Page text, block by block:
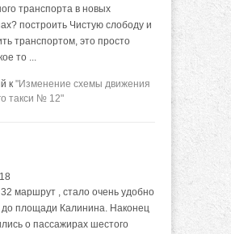
транспорта в новых
построить Чистую слободу и
транспортом, это просто
то ...
к "Изменение схемы движения
такси № 12"
маршрут , стало очень удобно
до площади Калинина. Наконец
о пассажирах шестого